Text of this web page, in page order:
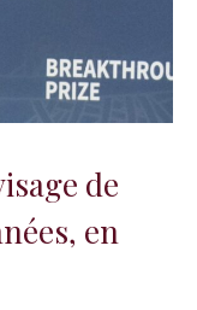
de
en